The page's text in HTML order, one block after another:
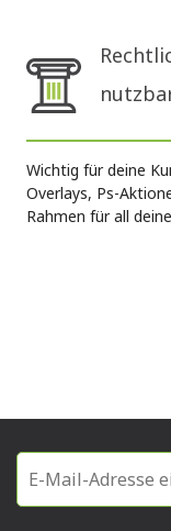
Wichtig für deine
Overlays, Ps-
Rahmen für all